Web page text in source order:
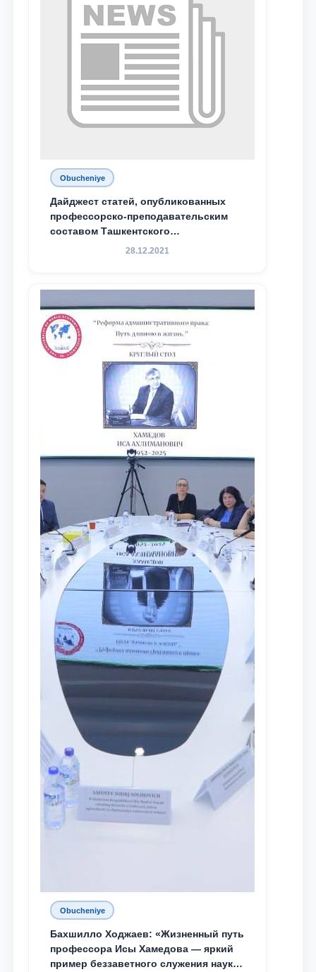
Obucheniye
Дайджест статей, опубликованных
профессорско-преподавательским
составом Ташкентского
государственного юридического
доведения до международного
сообщества результатов реформ и
исследований в сфере
противодействия коррупции
28.12.2021
Obucheniye
Бахшилло Ходжаев: «Жизненный путь
профессора Исы Хамедова — яркий
пример беззаветного служения науке,